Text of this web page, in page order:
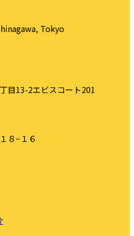
Tokyo
目13-2エビスコート201
８−１６